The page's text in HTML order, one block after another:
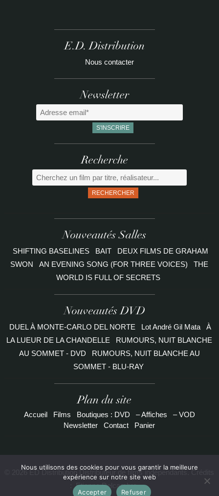
E.D. Distribution
Nous contacter
Newsletter
Recherche
RECHERCHER
Nouveautés Salles
SHIFTING BASELINES BAIT
DEUX FILMS DE GRAHAM
SWON
AN EVENING SONG (FOR THREE VOICES)
THE
WORLD IS FULL OF SECRETS
Nouveautés DVD
DUEL À MONTE-CARLO DEL NORTE Lot André Gil Mata
À
LA LUEUR DE LA CHANDELLE
RUMOURS, NUIT BLANCHE
AU SOMMET - DVD
RUMOURS, NUIT BLANCHE AU
SOMMET - BLU-RAY
Plan du site
Accueil Films Boutiques : DVD – Affiches
– VOD
Newsletter
Contact Panier
© 2026 ED Distribution Distributeur de films indépendants. Crédits
Etienne Delcambre
Nous utilisons des cookies pour vous garantir la meilleure
expérience sur notre site web
Accepter
Refuser